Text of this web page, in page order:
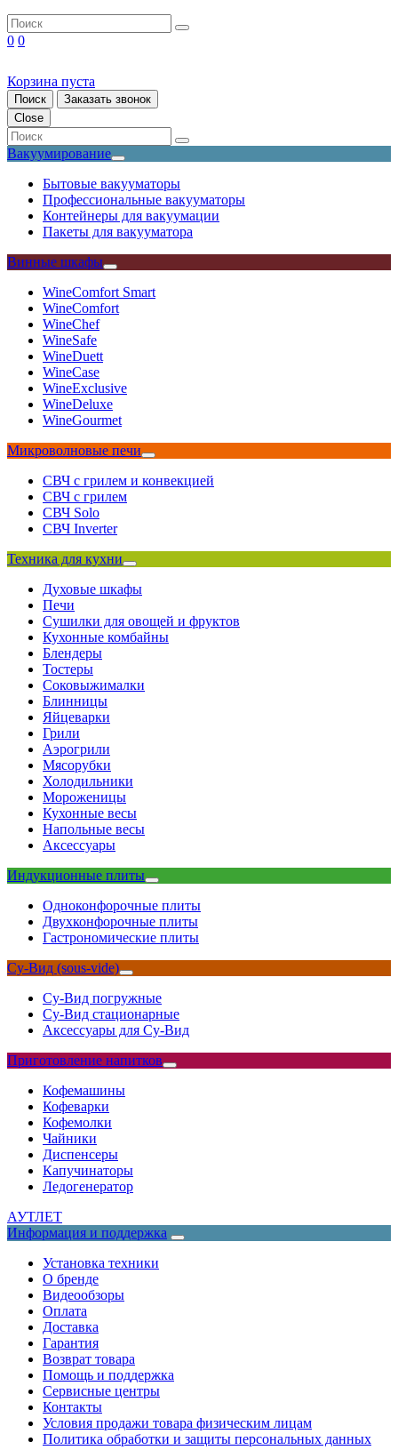
0 0
Корзина пуста
Поиск
Заказать звонок
Close
Вакуумирование
Бытовые вакууматоры
Профессиональные вакууматоры
Контейнеры для вакуумации
Пакеты для вакууматора
Винные шкафы
WineComfort Smart
WineComfort
WineChef
WineSafe
WineDuett
WineCase
WineExclusive
WineDeluxe
WineGourmet
Микроволновые печи
СВЧ с грилем и конвекцией
СВЧ с грилем
СВЧ Solo
СВЧ Inverter
Техника для кухни
Духовые шкафы
Печи
Сушилки для овощей и фруктов
Кухонные комбайны
Блендеры
Тостеры
Соковыжималки
Блинницы
Яйцеварки
Грили
Аэрогрили
Мясорубки
Холодильники
Мороженицы
Кухонные весы
Напольные весы
Аксессуары
Индукционные плиты
Одноконфорочные плиты
Двухконфорочные плиты
Гастрономические плиты
Су-Вид (sous-vide)
Су-Вид погружные
Су-Вид стационарные
Аксессуары для Су-Вид
Приготовление напитков
Кофемашины
Кофеварки
Кофемолки
Чайники
Диспенсеры
Капучинаторы
Ледогенератор
АУТЛЕТ
Информация и поддержка
Установка техники
О бренде
Видеообзоры
Оплата
Доставка
Гарантия
Возврат товара
Помощь и поддержка
Сервисные центры
Контакты
Условия продажи товара физическим лицам
Политика обработки и защиты персональных данных